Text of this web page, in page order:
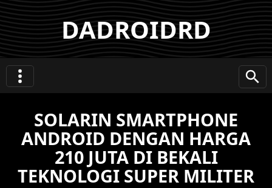
DADROIDRD
SOLARIN SMARTPHONE
ANDROID DENGAN HARGA
210 JUTA DI BEKALI
TEKNOLOGI SUPER MILITER